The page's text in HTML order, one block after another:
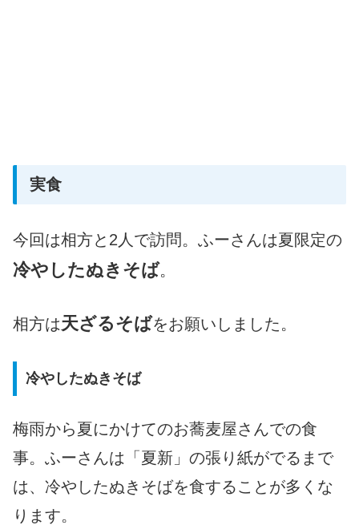
実食
今回は相方と2人で訪問。ふーさんは夏限定の
冷やしたぬきそば。
相方は天ざるそばをお願いしました。
冷やしたぬきそば
梅雨から夏にかけてのお蕎麦屋さんでの食
事。ふーさんは「夏新」の張り紙がでるまで
は、冷やしたぬきそばを食することが多くな
ります。